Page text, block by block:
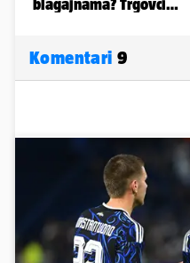
Komentari 9